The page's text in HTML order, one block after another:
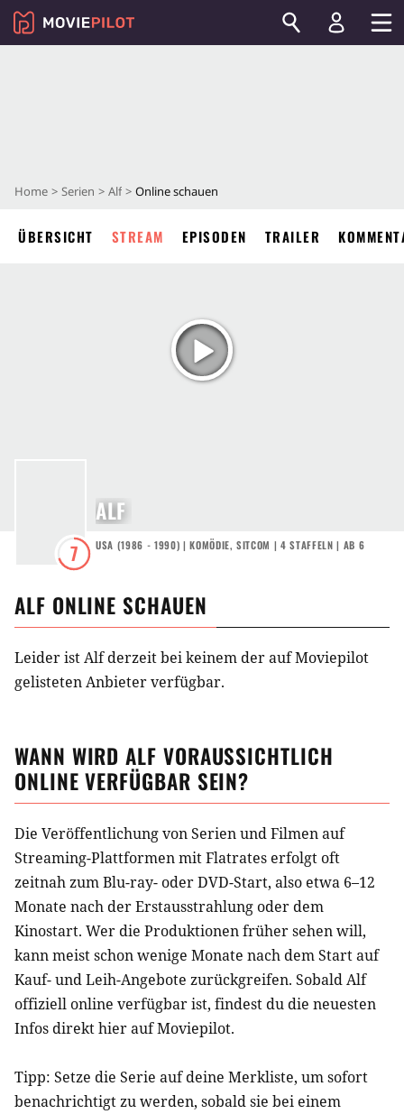
Home Serien Alf Online schauen
ÜBERSICHT STREAM EPISODEN TRAILER
7
ALF
USA (1986 - 1990) |KOMÖDIE,SITCOM |4 STAFFELN | AB 6
ALF ONLINE SCHAUEN
Leider ist Alf derzeit bei keinem der auf Moviepilot
gelisteten Anbieter verfügbar.
WANN WIRDALF VORAUSSICHTLICH
ONLINE VERFÜGBAR SEIN?
Die Veröffentlichung von Serien und Filmen auf
Streaming-Plattformen mit Flatrates erfolgt oft
zeitnah zum Blu-ray- oder DVD-Start, also etwa 6–12
Monate nach der Erstausstrahlung oder dem
Kinostart. Wer die Produktionen früher sehen will,
kann meist schon wenige Monate nach dem Start auf
Kauf- und Leih-Angebote zurückgreifen. SobaldAlf
offiziell online verfügbar ist, findest du die neuesten
Infos direkt hier auf Moviepilot.
Tipp: Setze die Serie auf deine Merkliste, um sofort
benachrichtigt zu werden, sobald sie bei einem